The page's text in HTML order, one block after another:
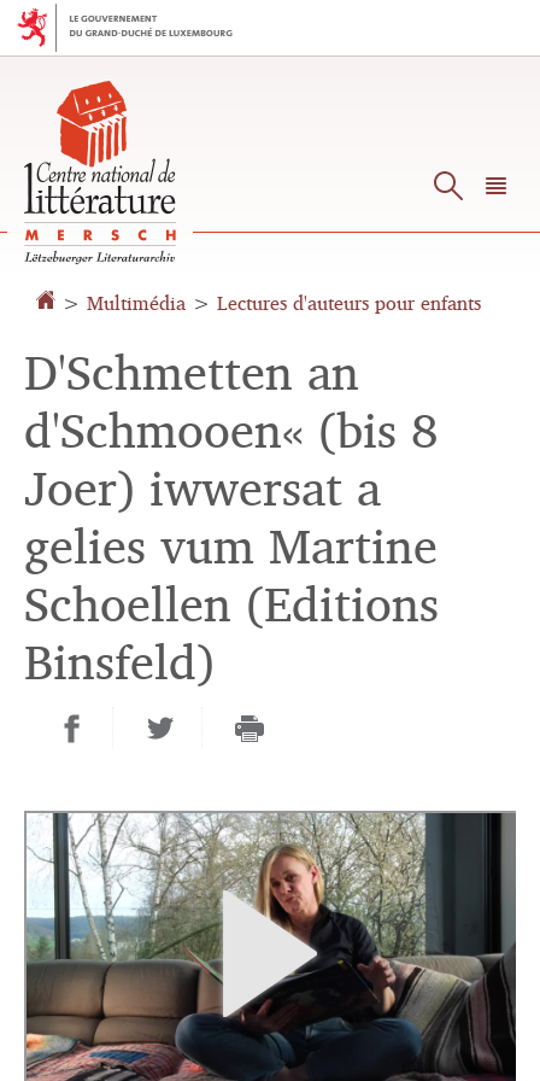
Aller
navigation
Aller
> Multimédia > Lectures d'auteurs pour enfants
D'Schmetten an
d'Schmooen« (bis 8
Joer) iwwersat a
gelies vum Martine
Schoellen (Editions
Binsfeld)